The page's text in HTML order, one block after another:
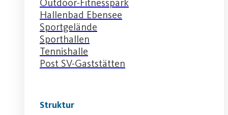
Outdoor-Fitnesspark
Hallenbad Ebensee
Sportgelände
Sporthallen
Tennishalle
Post SV-Gaststätten
Struktur